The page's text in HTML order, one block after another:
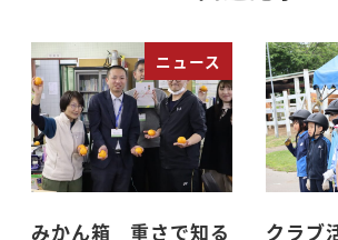
ニュース
みかん箱 重さで知る
クラブ